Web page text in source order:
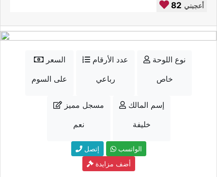
82 أعجبني
السعر
على السوم
عدد الأرقام
رباعي
نوع اللوحة
خاص
مسجل مميز
نعم
إسم المالك
خليفة
إتصل
الواتسب
أضف مزايدة